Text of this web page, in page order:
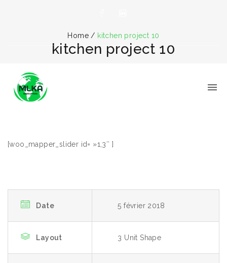
Home / kitchen project 10
kitchen project 10
[woo_mapper_slider id= »1,3″ ]
Date 5 février 2018
Layout 3 Unit Shape